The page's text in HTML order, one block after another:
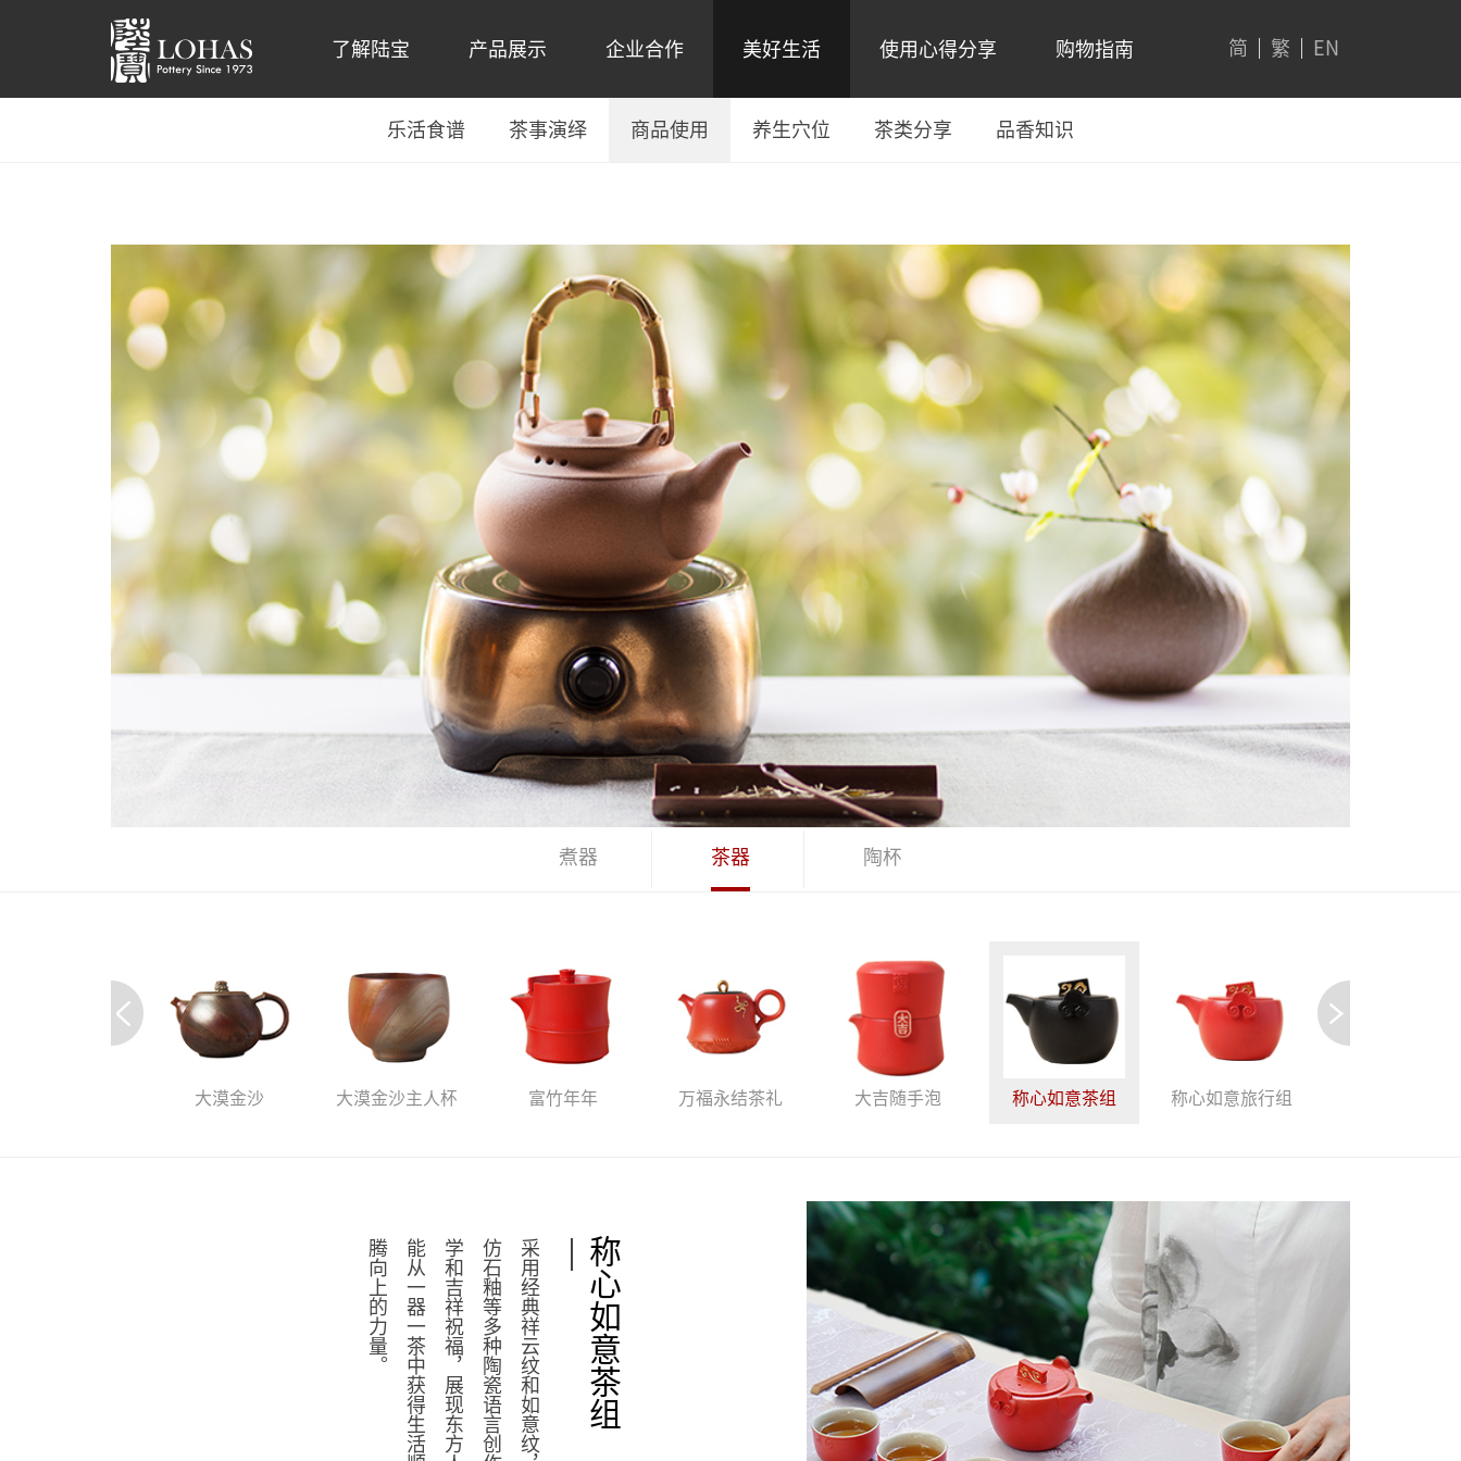
简 繁 EN
了解陆宝 产品展示 企业合作 美好生活
乐活食谱 茶事演绎 商品使用 养生穴位 茶类分享 品香知识
使用心得分享 购物指南
煮器 茶器 陶杯
大漠金沙 大漠金沙主人杯 富竹年年 万福永结茶礼 大吉随手泡 称心如意茶组 称心如意旅行组
称心如意茶组